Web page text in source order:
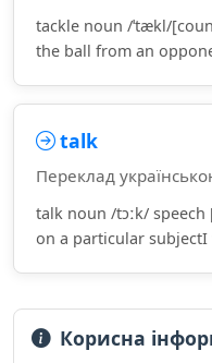
tackle noun /ˈtækl/
the ball from an
talk
Переклад
talk noun /tɔːk/
on a particular
Корисна